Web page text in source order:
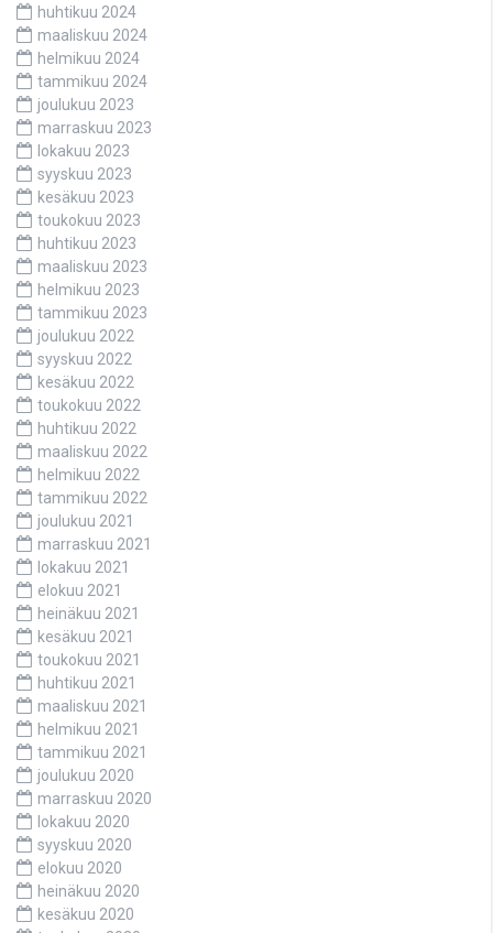
huhtikuu 2024
maaliskuu 2024
helmikuu 2024
tammikuu 2024
joulukuu 2023
marraskuu 2023
lokakuu 2023
syyskuu 2023
kesäkuu 2023
toukokuu 2023
huhtikuu 2023
maaliskuu 2023
helmikuu 2023
tammikuu 2023
joulukuu 2022
syyskuu 2022
kesäkuu 2022
toukokuu 2022
huhtikuu 2022
maaliskuu 2022
helmikuu 2022
tammikuu 2022
joulukuu 2021
marraskuu 2021
lokakuu 2021
elokuu 2021
heinäkuu 2021
kesäkuu 2021
toukokuu 2021
huhtikuu 2021
maaliskuu 2021
helmikuu 2021
tammikuu 2021
joulukuu 2020
marraskuu 2020
lokakuu 2020
syyskuu 2020
elokuu 2020
heinäkuu 2020
kesäkuu 2020